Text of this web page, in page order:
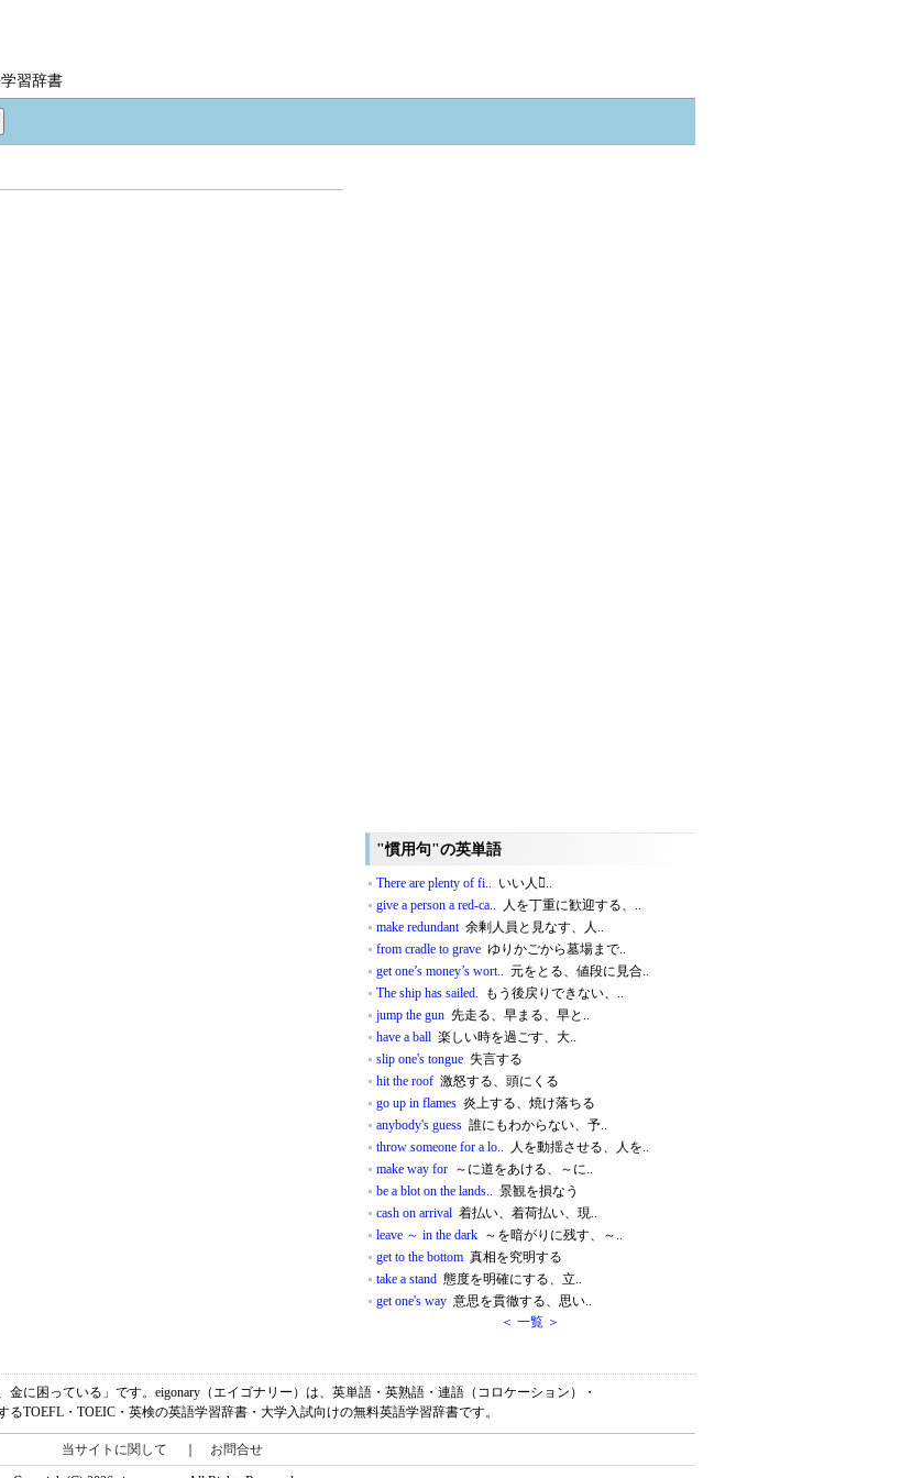
習辞書
"慣用句"の英単語
There are plenty of fi.. いい人は̀..
give a person a red‐ca.. 人を丁重に歓迎する、..
make redundant余剰人員と見なす、人..
from cradle to grave ゆりかごから墓場まで..
get one’s money’s wort.. 元をとる、値段に見合..
The ship has sailed. もう後戻りできない、..
jump the gun 先走る、早まる、早と..
have a ball 楽しい時を過ごす、大..
slip one's tongue 失言する
hit the roof 激怒する、頭にくる
go up in flames 炎上する、焼け落ちる
anybody's guess 誰にもわからない、予..
throw someone for a lo.. 人を動揺させる、人を..
make way for ～に道をあける、～に..
be a blot on the lands.. 景観を損なう
cash on arrival 着払い、着荷払い、現..
leave ～ in the dark ～を暗がりに残す、～..
get to the bottom 真相を究明する
take a stand 態度を明確にする、立..
get one's way 意思を貫徹する、思い..
＜ 一覧 ＞
金に困っている」です。eigonary（エイゴナリー）は、英単語・英熟語・連語（コロケーション）・
るTOEFL・TOEIC・英検の英語学習辞書・大学入試向けの無料英語学習辞書です。
当サイトに関して お問合せ